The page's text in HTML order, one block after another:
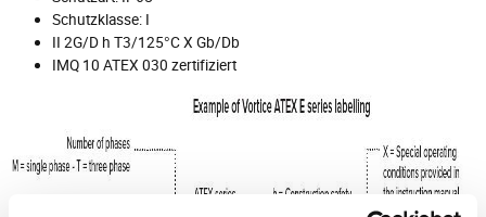
Schutzklasse: I
II 2G/D h T3/125°C X Gb/Db
IMQ 10 ATEX 030 zertifiziert